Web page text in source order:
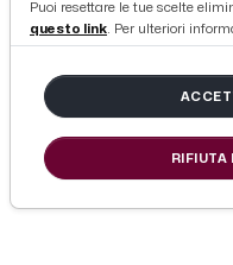
Torna il
tradizione e
rivivono a
di Redazione Picenotime
Puoi resettare le tue scelte
questo link. Per ulteriori
RIFIUTA